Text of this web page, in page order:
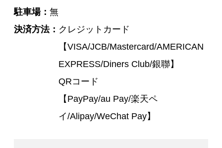
駐車場
無
決済方法
クレジットカード
【VISA/JCB/Mastercard/AMERICAN
EXPRESS/Diners Club/銀聯】
QRコード
【PayPay/au Pay/楽天ペ
イ/Alipay/WeChat Pay】